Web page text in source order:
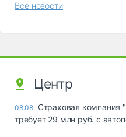
Все новости
Центр
08.08 Страховая компания
требует 29 млн руб. с